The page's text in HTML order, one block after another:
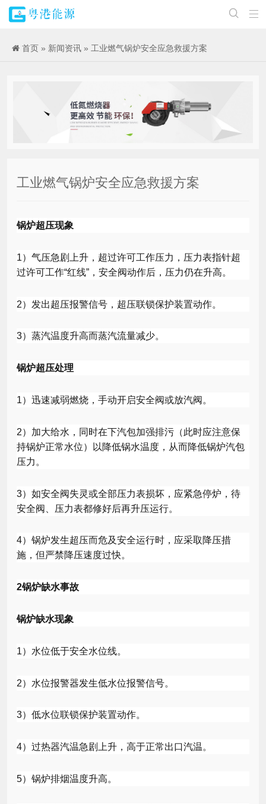


首页 » 新闻资讯 » 工业燃气锅炉安全应急救援方案
工业燃气锅炉安全应急救援方案
锅炉超压现象
1）气压急剧上升，超过许可工作压力，压力表指针超
过许可工作“红线”，安全阀动作后，压力仍在升高。
2）发出超压报警信号，超压联锁保护装置动作。
3）蒸汽温度升高而蒸汽流量减少。
锅炉超压处理
1）迅速减弱燃烧，手动开启安全阀或放汽阀。
2）加大给水，同时在下汽包加强排污（此时应注意保
持锅炉正常水位）以降低锅水温度，从而降低锅炉汽包
压力。
3）如安全阀失灵或全部压力表损坏，应紧急停炉，待
安全阀、压力表都修好后再升压运行。
4）锅炉发生超压而危及安全运行时，应采取降压措
施，但严禁降压速度过快。
2锅炉缺水事故
锅炉缺水现象
1）水位低于安全水位线。
2）水位报警器发生低水位报警信号。
3）低水位联锁保护装置动作。
4）过热器汽温急剧上升，高于正常出口汽温。
5）锅炉排烟温度升高。